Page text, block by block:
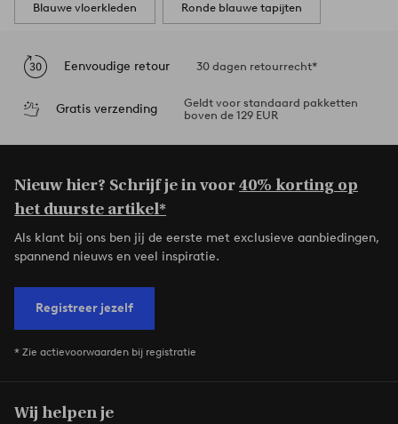
Blauwe vloerkleden Ronde blauwe tapijten
Eenvoudige retour 30 dagen retourrecht*
Gratis verzending
Geldt voor standaard pakketten
boven de 129 EUR
Nieuw hier? Schrijf je in voor40% korting op
het duurste artikel*
Als klant bij ons ben jij de eerste met exclusieve aanbiedingen,
spannend nieuws en veel inspiratie.
Registreer jezelf
* Zie actievoorwaarden bij registratie
Wij helpen je